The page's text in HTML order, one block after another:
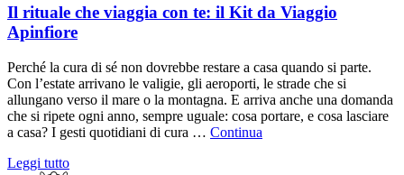
Il rituale che viaggia con te: il Kit da Viaggio
Apinfiore
Perché la cura di sé non dovrebbe restare a casa quando si parte.
Con l’estate arrivano le valigie, gli aeroporti, le strade che si
allungano verso il mare o la montagna. E arriva anche una domanda
che si ripete ogni anno, sempre uguale: cosa portare, e cosa lasciare
a casa? I gesti quotidiani di cura … Continua
Leggi tutto